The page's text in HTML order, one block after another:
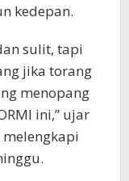
kedepan.
sulit, tapi
jika torang
menopang
ini,” ujar